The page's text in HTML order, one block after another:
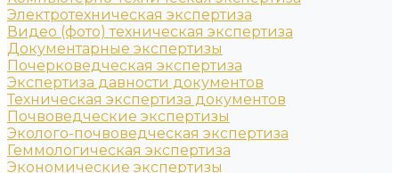
Электротехническая экспертиза
Видео (фото) техническая экспертиза
Документарные экспертизы
Почерковедческая экспертиза
Экспертиза давности документов
Техническая экспертиза документов
Почвоведческие экспертизы
Эколого-почвоведческая экспертиза
Геммологическая экспертиза
Экономические экспертизы